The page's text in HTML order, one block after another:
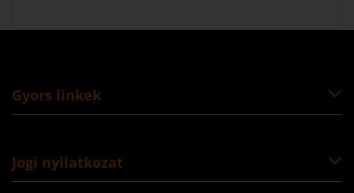
Gyors linkek
Jogi nyilatkozat